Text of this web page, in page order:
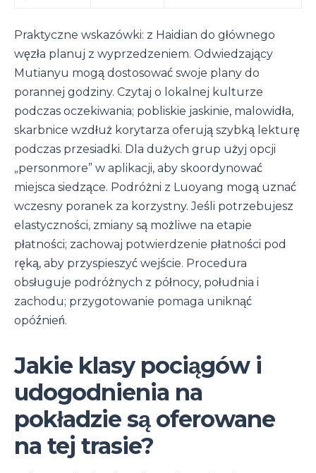
Praktyczne wskazówki: z Haidian do głównego
węzła planuj z wyprzedzeniem. Odwiedzający
Mutianyu mogą dostosować swoje plany do
porannej godziny. Czytaj o lokalnej kulturze
podczas oczekiwania; pobliskie jaskinie, malowidła,
skarbnice wzdłuż korytarza oferują szybką lekturę
podczas przesiadki. Dla dużych grup użyj opcji
„personmore” w aplikacji, aby skoordynować
miejsca siedzące. Podróżni z Luoyang mogą uznać
wczesny poranek za korzystny. Jeśli potrzebujesz
elastyczności, zmiany są możliwe na etapie
płatności; zachowaj potwierdzenie płatności pod
ręką, aby przyspieszyć wejście. Procedura
obsługuje podróżnych z północy, południa i
zachodu; przygotowanie pomaga uniknąć
opóźnień.
Jakie klasy pociągów i
udogodnienia na
pokładzie są oferowane
na tej trasie?